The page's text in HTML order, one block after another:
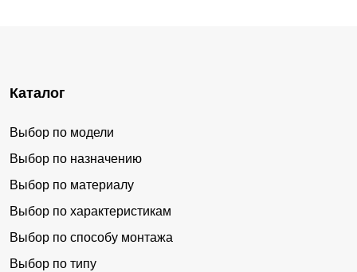
Каталог
Выбор по модели
Выбор по назначению
Выбор по материалу
Выбор по характеристикам
Выбор по способу монтажа
Выбор по типу